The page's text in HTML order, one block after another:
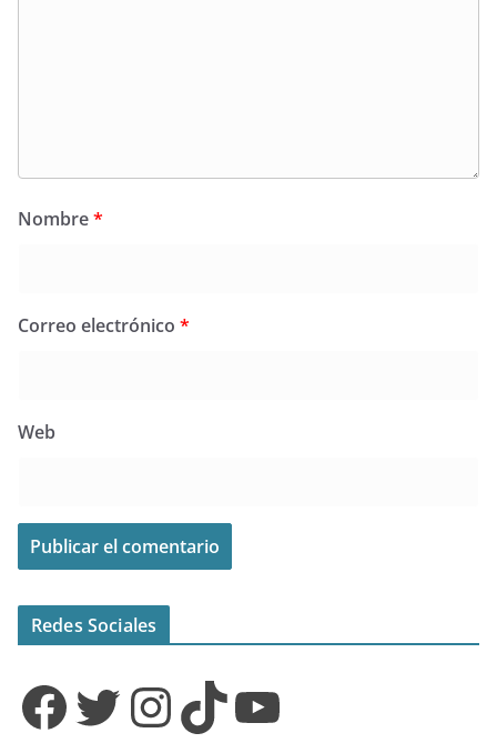
Nombre*
Correo electrónico *
Web
Redes Sociales
Facebook Twitter InstagramTikTok YouTube